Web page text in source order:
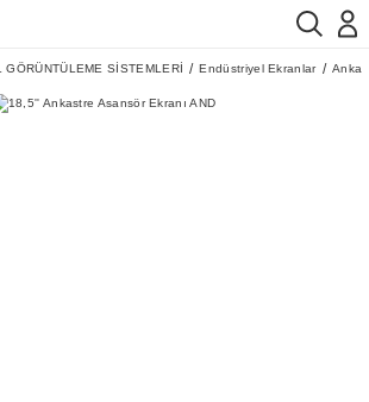
GÖRÜNTÜLEME SİSTEMLERİ Endüstriyel Ekranlar